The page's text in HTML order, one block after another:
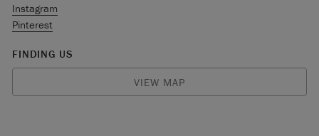
Instagram
Pinterest
FINDING US
VIEW MAP